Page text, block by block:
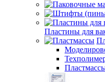
Пластины для